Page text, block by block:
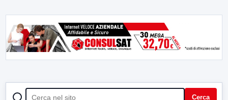
CERCA Cerca